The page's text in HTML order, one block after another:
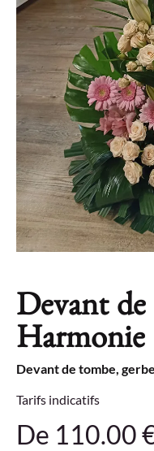
Devant
Harmonie
Devant de tombe,
Tarifs indicatifs
De 110.00